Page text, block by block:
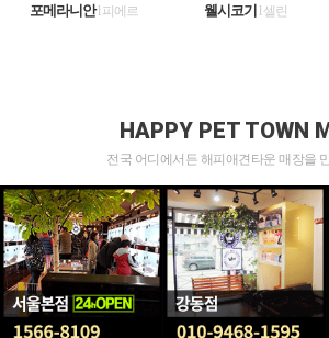
포메라니안l 피에르 웰시코기 l 셀린
HAPPY PET TOWN
전국 어디에서든 해피애견타운 매장을